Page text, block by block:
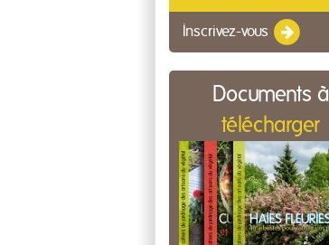
Inscrivez-vous
Documents à
télécharger